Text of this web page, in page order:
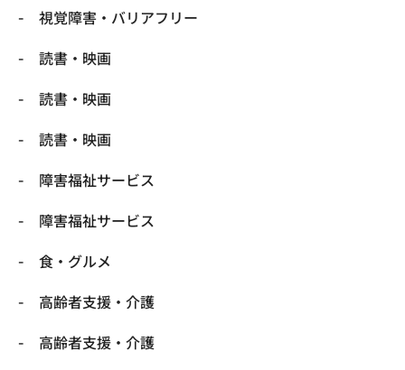
視覚障害・バリアフリー
読書・映画
読書・映画
読書・映画
障害福祉サービス
障害福祉サービス
食・グルメ
高齢者支援・介護
高齢者支援・介護